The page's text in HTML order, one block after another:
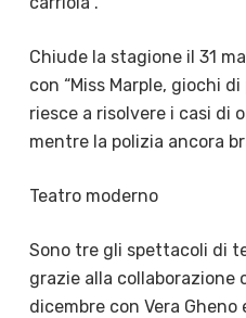
Chiude la stagione il 31
con “Miss Marple, giochi di
riesce a risolvere i casi di
mentre la polizia ancora
Teatro moderno
Sono tre gli spettacoli di
grazie alla collaborazione
dicembre con Vera Gheno